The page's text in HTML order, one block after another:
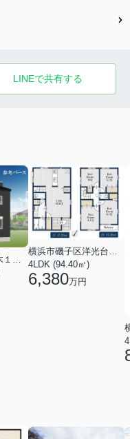
LINEで共有する
横浜市磯子区栗木１丁目
横浜市磯子区洋光台３丁目
4LDK (94.40㎡)
6,380万円